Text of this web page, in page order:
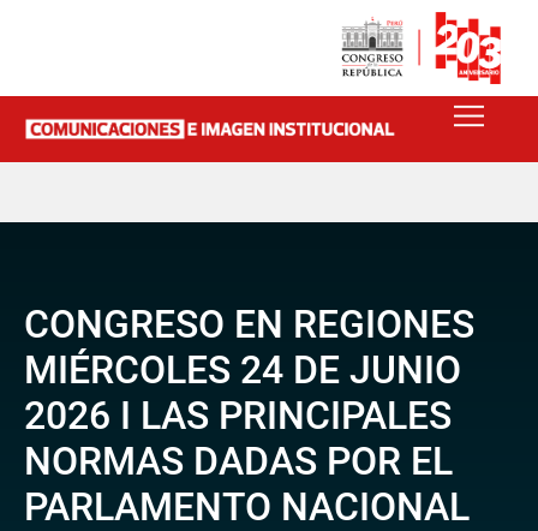
CONGRESO EN REGIONES
MIÉRCOLES 24 DE JUNIO
2026 I LAS PRINCIPALES
NORMAS DADAS POR EL
PARLAMENTO NACIONAL